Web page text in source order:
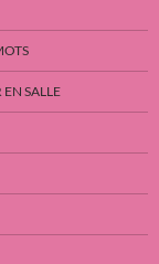
SALLE